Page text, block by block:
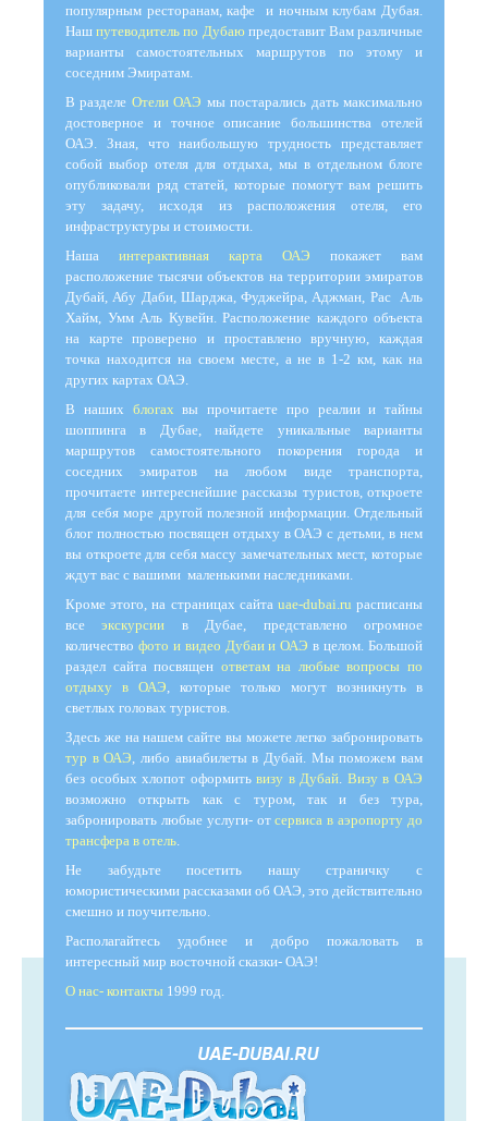
популярным ресторанам, кафе и ночным клубам Дубая.
Нашпутеводитель по Дубаю предоставит Вам различные
варианты самостоятельных маршрутов по этому и
соседним Эмиратам.
В разделе Отели ОАЭ мы постарались дать максимально
достоверное и точное описание большинства отелей
ОАЭ. Зная, что наибольшую трудность представляет
собой выбор отеля для отдыха, мы в отдельном блоге
опубликовали ряд статей, которые помогут вам решить
эту задачу, исходя из расположения отеля, его
инфраструктуры и стоимости.
Наша интерактивная карта ОАЭ покажет вам
расположение тысячи объектов на территории эмиратов
Дубай, Абу Даби, Шарджа, Фуджейра, Аджман, Рас Аль
Хайм, Умм Аль Кувейн. Расположение каждого объекта
на карте проверено и проставлено вручную, каждая
точка находится на своем месте, а не в 1-2 км, как на
других картах ОАЭ.
В наших блогах вы прочитаете про реалии и тайны
шоппинга в Дубае, найдете уникальные варианты
маршрутов самостоятельного покорения города и
соседних эмиратов на любом виде транспорта,
прочитаете интереснейшие рассказы туристов, откроете
для себя море другой полезной информации. Отдельный
блог полностью посвящен отдыху в ОАЭ с детьми, в нем
вы откроете для себя массу замечательных мест, которые
ждут вас с вашими маленькими наследниками.
Кроме этого, на страницах сайта uae-dubai.ru расписаны
всеэкскурсии в Дубае, представлено огромное
количество фото и видео Дубаи и ОАЭ в целом. Большой
раздел сайта посвящен ответам на любые вопросы по
отдыху в ОАЭ , которые только могут возникнуть в
светлых головах туристов.
Здесь же на нашем сайте вы можете легко забронировать
тур в ОАЭ , либо авиабилеты в Дубай. Мы поможем вам
без особых хлопот оформитьвизу в Дубай Визу в ОАЭ
возможно открыть как с туром, так и без тура,
забронировать любые услуги- отсервиса в аэропорту до
трансфера в отель
Не забудьте посетить нашу страничку с
юмористическими рассказами об ОАЭ, это действительно
смешно и поучительно.
Располагайтесь удобнее и добро пожаловать в
интересный мир восточной сказки- ОАЭ!
О нас- контакты 1999 год.